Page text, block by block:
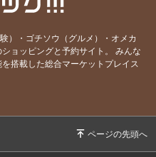
カップ 決勝戦 観戦会 開
。
）・ゴチソウ（グルメ）・オメカ
ョッピングと予約サイト。
みんな
搭載した総合マーケットプレイス